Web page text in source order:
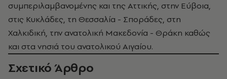
συμπεριλαμβανομένης και της Αττικής, στην Εύβοια,
στις Κυκλάδες, τη Θεσσαλία - Σποράδες, στη
Χαλκιδική, την ανατολική Μακεδονία - Θράκη καθώς
και στα νησιά του ανατολικού Αιγαίου.
Σχετικό Άρθρο